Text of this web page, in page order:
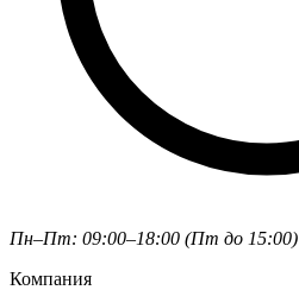
Пн–Пт: 09:00–18:00 (Пт до 15:00)
Компания